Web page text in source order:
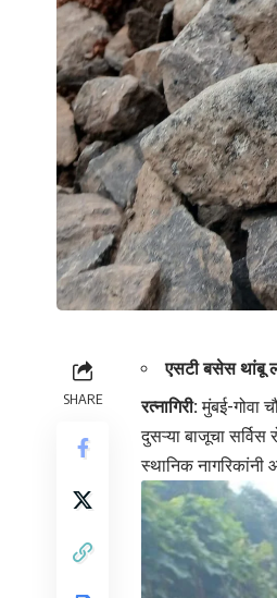
SHARE
एसटी बसेस थांबू
रत्नागिरी:मुंबई-गोवा
दुसऱ्या बाजूचा
स्थानिक नागरिकांनी